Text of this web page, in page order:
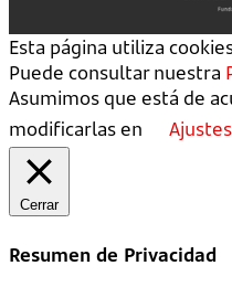
Esta página utiliza
Puede consultar nuestra
Asumimos que está de
modificarlas en
Ajustes
Cerrar
Resumen de Privacidad